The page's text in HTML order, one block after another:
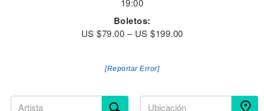
19:00
Boletos:
US $79.00 – US $199.00
[Reportar Error]